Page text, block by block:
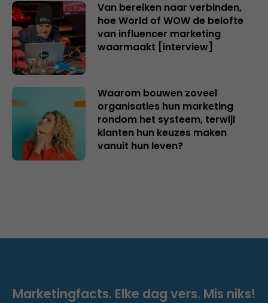
Van bereiken naar verbinden,
hoe World of WOW de belofte
van influencer marketing
waarmaakt [interview]
Waarom bouwen zoveel
organisaties hun marketing
rondom het systeem, terwijl
klanten hun keuzes maken
vanuit hun leven?
Marketingfacts. Elke dag vers. Mis niks!